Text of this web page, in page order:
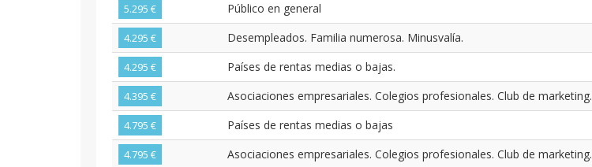
5.295 € Público en general
4.295 € Desempleados. Familia numerosa. Minusvalía.
4.295 € Países de rentas medias o bajas.
4.395 € Asociaciones empresariales. Colegios profesionales. Club de marketing.
4.795 € Países de rentas medias o bajas
4.795 € Asociaciones empresariales. Colegios profesionales. Club de marketing.